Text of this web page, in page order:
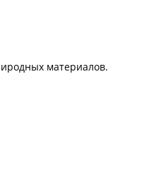
материалов.